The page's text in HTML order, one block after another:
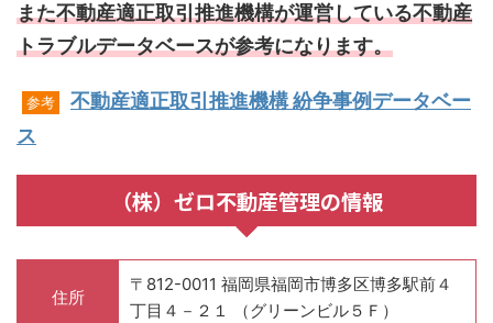
また不動産適正取引推進機構が運営している不動産
トラブルデータベースが参考になります。
参考
不動産適正取引推進機構 紛争事例データベー
ス
（株）ゼロ不動産管理の情報
住所
〒812-0011 福岡県福岡市博多区博多駅前４
丁目４－２１ （グリーンビル５Ｆ）